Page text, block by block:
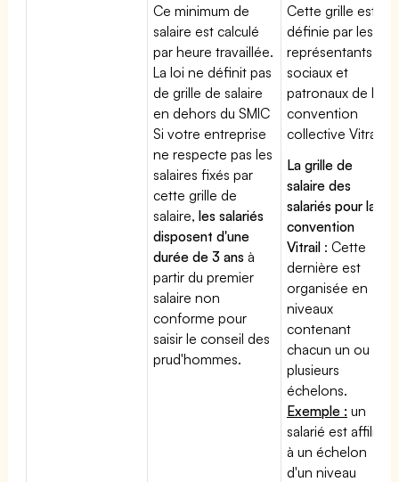
Ce minimum de
salaire est calculé
par heure travaillée.
La loi ne définit pas
de grille de salaire
en dehors du SMIC
Si votre entreprise
ne respecte pas les
salaires fixés par
cette grille de
salaire,les salariés
disposent d'une
durée de 3 ans à
partir du premier
salaire non
conforme pour
saisir le conseil des
prud'hommes.
Cette grille est
définie par les
représentants
sociaux et
patronaux de la
convention
collective Vitrail
La grille de
salaire des
salariés pour la
convention
Vitrail : Cette
dernière est
organisée en
niveaux
contenant
chacun un ou
plusieurs
échelons.
Exemple : un
salarié est affilié
à un échelon
d'un niveau